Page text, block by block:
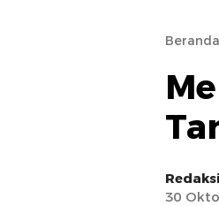
Beranda
30